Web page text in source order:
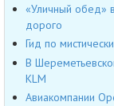
«Уличный обед»
дорого
Гид по
В
KLM
Авиакомпании